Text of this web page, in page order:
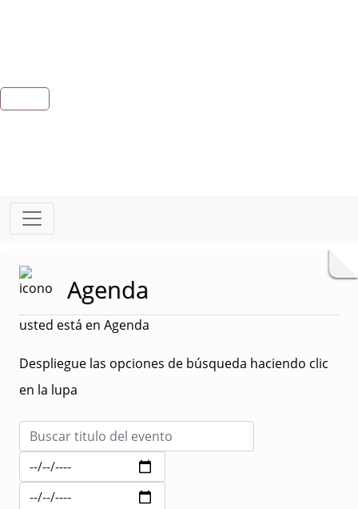
Agenda
usted está en Agenda
Despliegue las opciones de búsqueda haciendo clic
en la lupa